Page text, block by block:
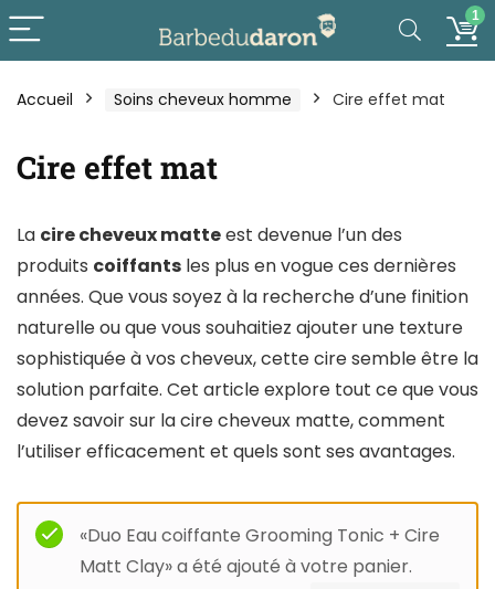
1
Accueil Soins cheveux homme Cire effet mat
Cire effet mat
La cire cheveux matteest devenue l’un des
produits coiffants les plus en vogue ces dernières
années. Que vous soyez à la recherche d’une finition
naturelle ou que vous souhaitiez ajouter une texture
sophistiquée à vos cheveux, cette cire semble être la
solution parfaite. Cet article explore tout ce que vous
devez savoir sur la cire cheveux matte, comment
l’utiliser efficacement et quels sont ses avantages.
«Duo Eau coiffante Grooming Tonic + Cire
Matt Clay» a été ajouté à votre panier.